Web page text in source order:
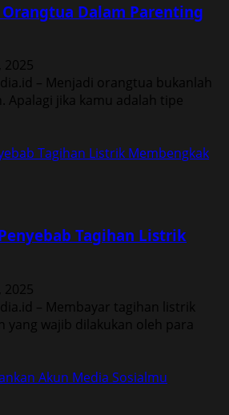
Dalam Parenting
2025
– Menjadi orangtua bukanlah
Apalagi jika kamu adalah tipe
Tagihan Listrik Membengkak
Tagihan Listrik
2025
– Membayar tagihan listrik
yang wajib dilakukan oleh para
Akun Media Sosialmu